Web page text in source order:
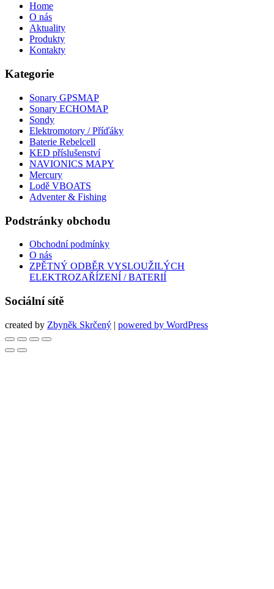
Home
O nás
Aktuality
Produkty
Kontakty
Kategorie
Sonary GPSMAP
Sonary ECHOMAP
Sondy
Elektromotory / Příďáky
Baterie Rebelcell
KED příslušenství
NAVIONICS MAPY
Mercury
Lodě VBOATS
Adventer & Fishing
Podstránky obchodu
Obchodní podmínky
O nás
ZPĚTNÝ ODBĚR VYSLOUŽILÝCH
ELEKTROZAŘÍZENÍ / BATERIÍ
Sociální sítě
created by Zbyněk Skrčený | powered by WordPress